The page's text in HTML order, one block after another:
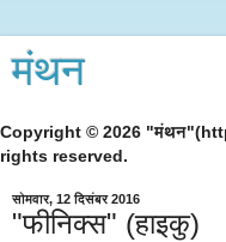
मंथन
Copyright © 2026
rights reserved.
सोमवार, 12 दिसंबर 2016
"फीनिक्स" (हाइकु)